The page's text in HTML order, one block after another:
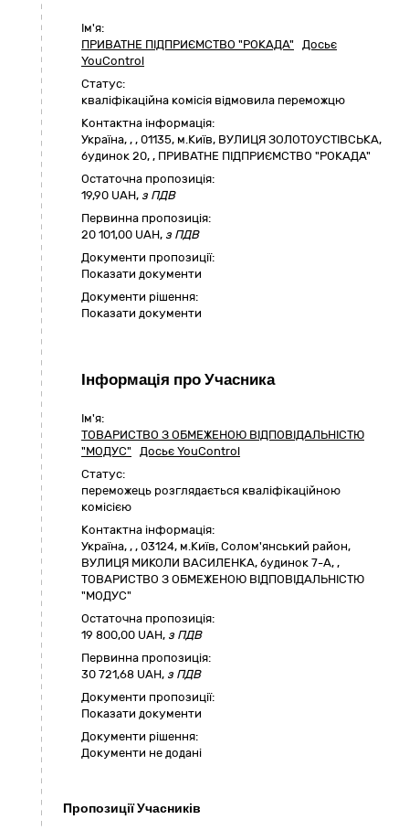
Ім'я:
ПРИВАТНЕ ПІДПРИЄМСТВО "РОКАДА" Досьє
YouControl
Статус:
кваліфікаційна комісія відмовила переможцю
Контактна інформація:
Україна, , , 01135, м.Київ, ВУЛИЦЯ ЗОЛОТОУСТІВСЬКА,
будинок 20, , ПРИВАТНЕ ПІДПРИЄМСТВО "РОКАДА"
Остаточна пропозиція:
19,90 UAH, з ПДВ
Первинна пропозиція:
20 101,00 UAH, з ПДВ
Документи пропозиції:
Показати документи
Документи рішення:
Показати документи
Інформація про Учасника
Ім'я:
ТОВАРИСТВО З ОБМЕЖЕНОЮ ВІДПОВІДАЛЬНІСТЮ
"МОДУС" Досьє YouControl
Статус:
переможець розглядається кваліфікаційною
комісією
Контактна інформація:
Україна, , , 03124, м.Київ, Солом'янський район,
ВУЛИЦЯ МИКОЛИ ВАСИЛЕНКА, будинок 7-А, ,
ТОВАРИСТВО З ОБМЕЖЕНОЮ ВІДПОВІДАЛЬНІСТЮ
"МОДУС"
Остаточна пропозиція:
19 800,00 UAH, з ПДВ
Первинна пропозиція:
30 721,68 UAH, з ПДВ
Документи пропозиції:
Показати документи
Документи рішення:
Документи не додані
Пропозиції Учасників